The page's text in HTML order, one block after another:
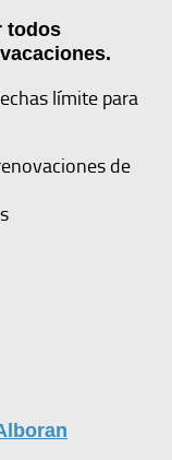
todos
límite para
de